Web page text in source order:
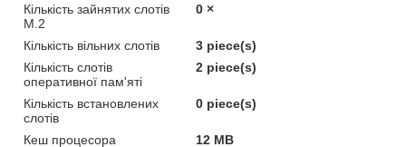
Кількість зайнятих слотів
M.2
0 ×
Кількість вільних слотів
3 piece(s)
Кількість слотів
оперативної пам'яті
2 piece(s)
Кількість встановлених
слотів
0 piece(s)
Кеш процесора 12 MB